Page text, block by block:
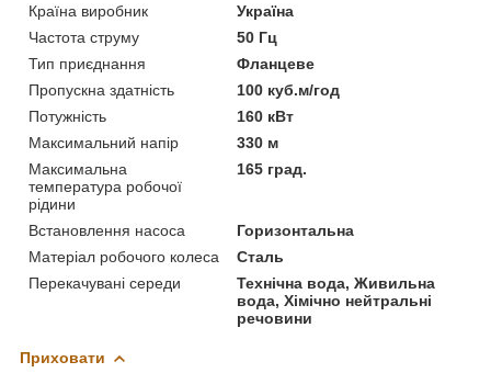
Країна виробник
Україна
Частота струму
50 Гц
Тип приєднання
Фланцеве
Пропускна здатність
100 куб.м/год
Потужність
160 кВт
Максимальний напір
330 м
Максимальна
температура робочої
рідини
165 град.
Встановлення насоса
Горизонтальна
Матеріал робочого колеса
Сталь
Перекачувані середи
Технічна вода, Живильна
вода, Хімічно нейтральні
речовини
Приховати